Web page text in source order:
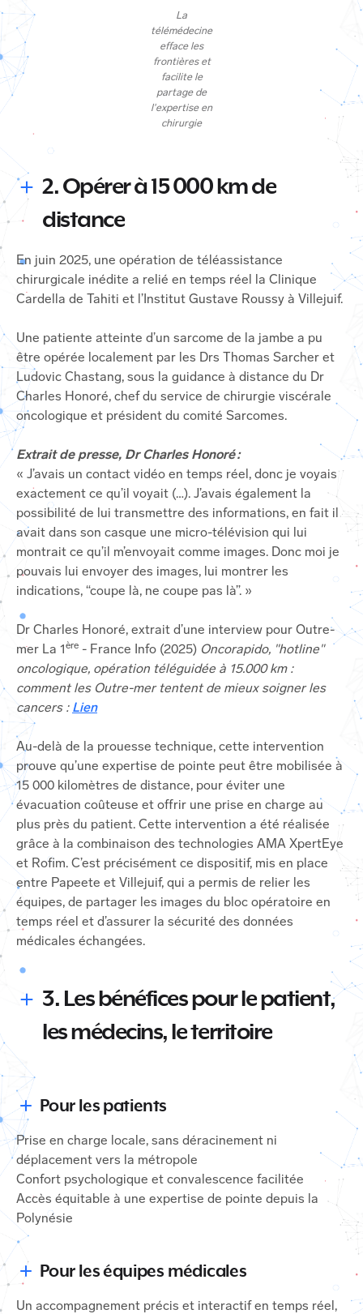
La
télémédecine
efface les
frontières et
facilite le
partage de
l'expertise en
chirurgie
2. Opérer à 15 000 km de
distance
En juin 2025, une opération de téléassistance
chirurgicale inédite a relié en temps réel la Clinique
Cardella de Tahiti et l’Institut Gustave Roussy à Villejuif.
Une patiente atteinte d’un sarcome de la jambe a pu
être opérée localement par les Drs Thomas Sarcher et
Ludovic Chastang, sous la guidance à distance du Dr
Charles Honoré, chef du service de chirurgie viscérale
oncologique et président du comité Sarcomes.
Extrait de presse, Dr Charles Honoré :
« J’avais un contact vidéo en temps réel, donc je voyais
exactement ce qu’il voyait (…). J’avais également la
possibilité de lui transmettre des informations, en fait il
avait dans son casque une micro-télévision qui lui
montrait ce qu’il m’envoyait comme images. Donc moi je
pouvais lui envoyer des images, lui montrer les
indications, “coupe là, ne coupe pas là”. »
Dr Charles Honoré, extrait d’une interview pour Outre-
mer La 1ère - France Info (2025) Oncorapido, "hotline"
oncologique, opération téléguidée à 15.000 km :
comment les Outre-mer tentent de mieux soigner les
cancers : Lien
Au-delà de la prouesse technique, cette intervention
prouve qu’une expertise de pointe peut être mobilisée à
15 000 kilomètres de distance, pour éviter une
évacuation coûteuse et offrir une prise en charge au
plus près du patient. Cette intervention a été réalisée
grâce à la combinaison des technologies AMA XpertEye
et Rofim. C’est précisément ce dispositif, mis en place
entre Papeete et Villejuif, qui a permis de relier les
équipes, de partager les images du bloc opératoire en
temps réel et d’assurer la sécurité des données
médicales échangées.
3. Les bénéfices pour le patient,
les médecins, le territoire
Pour les patients
Prise en charge locale, sans déracinement ni
déplacement vers la métropole
Confort psychologique et convalescence facilitée
Accès équitable à une expertise de pointe depuis la
Polynésie
Pour les équipes médicales
Un accompagnement précis et interactif en temps réel,